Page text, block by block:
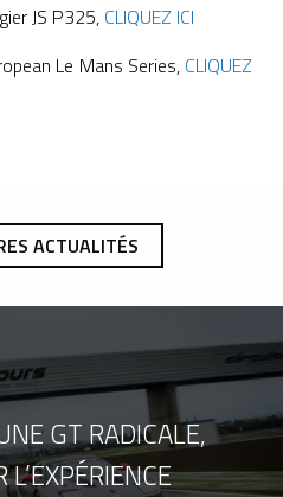
JS P325, CLIQUEZ ICI
Le Mans Series, CLIQUEZ
ACTUALITÉS
GT RADICALE,